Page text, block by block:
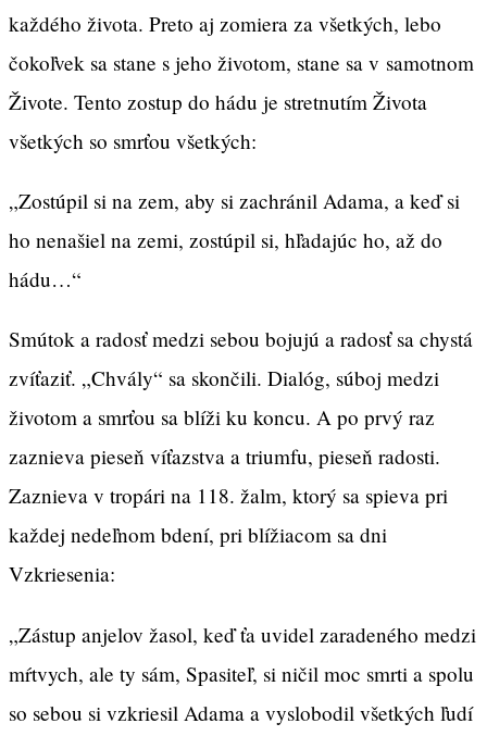
každého života. Preto aj zomiera za všetkých, lebo
čokoľvek sa stane s jeho životom, stane sa v samotnom
Živote. Tento zostup do hádu je stretnutím Života
všetkých so smrťou všetkých:
„Zostúpil si na zem, aby si zachránil Adama, a keď si
ho nenašiel na zemi, zostúpil si, hľadajúc ho, až do
hádu…“
Smútok a radosť medzi sebou bojujú a radosť sa chystá
zvíťaziť. „Chvály“ sa skončili. Dialóg, súboj medzi
životom a smrťou sa blíži ku koncu. A po prvý raz
zaznieva pieseň víťazstva a triumfu, pieseň radosti.
Zaznieva v tropári na 118. žalm, ktorý sa spieva pri
každej nedeľnom bdení, pri blížiacom sa dni
Vzkriesenia:
„Zástup anjelov žasol, keď ťa uvidel zaradeného medzi
mŕtvych, ale ty sám, Spasiteľ, si ničil moc smrti a spolu
so sebou si vzkriesil Adama a vyslobodil všetkých ľudí